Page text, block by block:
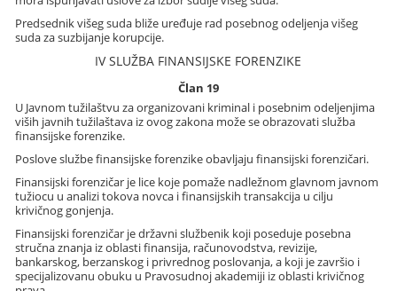
Predsednik višeg suda bliže uređuje rad posebnog odeljenja višeg
suda za suzbijanje korupcije.
IV SLUŽBA FINANSIJSKE FORENZIKE
Član 19
U Javnom tužilaštvu za organizovani kriminal i posebnim odeljenjima
viših javnih tužilaštava iz ovog zakona može se obrazovati služba
finansijske forenzike.
Poslove službe finansijske forenzike obavljaju finansijski forenzičari.
Finansijski forenzičar je lice koje pomaže nadležnom glavnom javnom
tužiocu u analizi tokova novca i finansijskih transakcija u cilju
krivičnog gonjenja.
Finansijski forenzičar je državni službenik koji poseduje posebna
stručna znanja iz oblasti finansija, računovodstva, revizije,
bankarskog, berzanskog i privrednog poslovanja, a koji je završio i
specijalizovanu obuku u Pravosudnoj akademiji iz oblasti krivičnog